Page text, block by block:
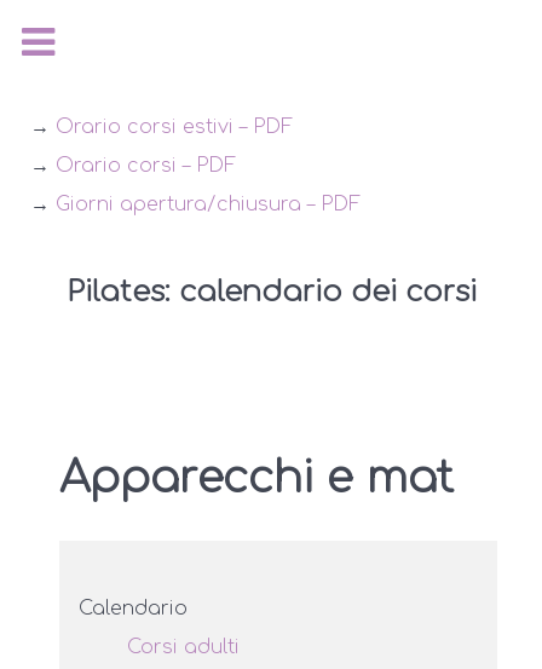
→ Orario corsi estivi – PDF
→ Orario corsi – PDF
→ Giorni apertura/chiusura – PDF
Pilates: calendario dei corsi
Apparecchi e mat
Calendario
Corsi adulti